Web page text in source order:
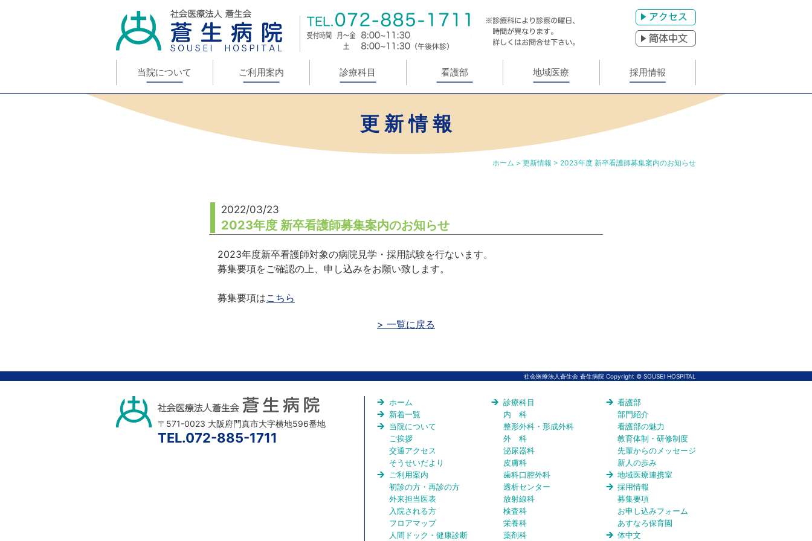
アクセス
当院について ご利用案内 診療科目 看護部 地域医療 採用情報
更 新 情 報
ホーム > 更新情報 > 2023年度 新卒看護師募集案内のお知らせ
2022/03/23
2023年度 新卒看護師募集案内のお知らせ
2023年度新卒看護師対象の病院見学・採用試験を行ないます。
募集要項をご確認の上、申し込みをお願い致します。
募集要項はこちら
> 一覧に戻る
社会医療法人蒼生会 蒼生病院 Copyright © SOUSEI HOSPITAL
〒571-0023 大阪府門真市大字横地596番地
TEL.072-885-1711
ホーム
新着一覧
当院について
ご挨拶
交通アクセス
そうせいだより
ご利用案内
初診の方・再診の方
外来担当医表
入院される方
フロアマップ
人間ドック・健康診断
診療科目
内 科
整形外科・形成外科
外 科
泌尿器科
皮膚科
歯科口腔外科
透析センター
放射線科
検査科
栄養科
薬剤科
看護部
部門紹介
看護部の魅力
教育体制・研修制度
先輩からのメッセージ
新人の歩み
地域医療連携室
採用情報
募集要項
お申し込みフォーム
あすなろ保育園
体中文